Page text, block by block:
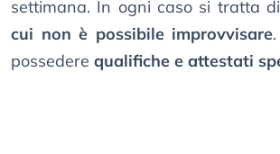
settimana. In ogni caso si tratta
cui non è possibile improvvisare
possedere qualifiche e attestati